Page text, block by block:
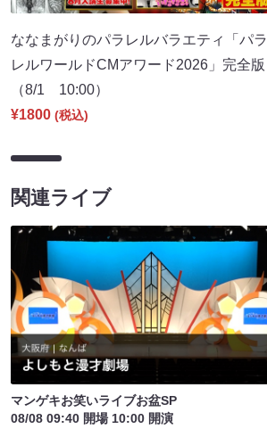
ななまがりのパラレルバラエティ「パラ
レルワールドCMアワード2026」完全版
（8/1 10:00）
¥1800 (税込)
関連ライブ
マンゲキお笑いライブお盆SP
08/08 09:40 開場 10:00 開演